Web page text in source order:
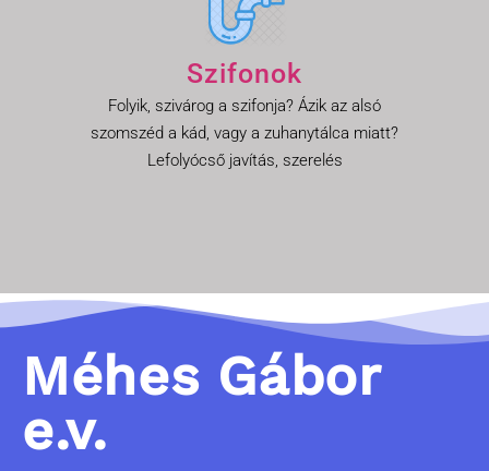
Szifonok
Folyik, szivárog a szifonja? Ázik az alsó
szomszéd a kád, vagy a zuhanytálca miatt?
Lefolyócső javítás, szerelés
Méhes Gábor
e.v.